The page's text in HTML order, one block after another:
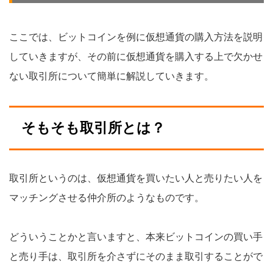
ここでは、ビットコインを例に仮想通貨の購入方法を説明
していきますが、その前に仮想通貨を購入する上で欠かせ
ない取引所について簡単に解説していきます。
そもそも取引所とは？
取引所というのは、仮想通貨を買いたい人と売りたい人を
マッチングさせる仲介所のようなものです。
どういうことかと言いますと、本来ビットコインの買い手
と売り手は、取引所を介さずにそのまま取引することがで